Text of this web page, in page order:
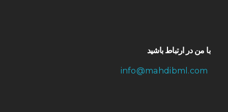
با من در ارتباط باشید